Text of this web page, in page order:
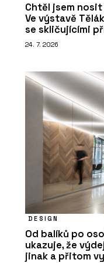
Chtěl jsem
Ve výstavě
se skličujícími
24. 7. 2026
DESIGN
Od balíků po
ukazuje, že
jinak a přitom